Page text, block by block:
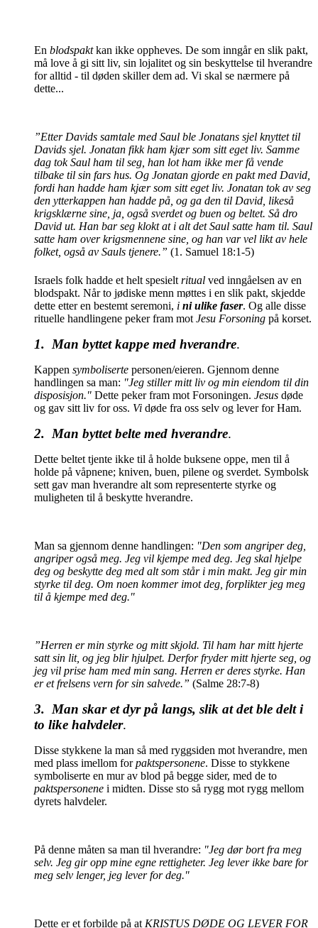
En blodspaktkan ikke oppheves. De som inngår en slik pakt,
må love å gi sitt liv, sin lojalitet og sin beskyttelse til hverandre
for alltid - til døden skiller dem ad. Vi skal se nærmere på
dette...
”Etter Davids samtale med Saul ble Jonatans sjel knyttet til
Davids sjel. Jonatan fikk ham kjær som sitt eget liv. Samme
dag tok Saul ham til seg, han lot ham ikke mer få vende
tilbake til sin fars hus. Og Jonatan gjorde en pakt med David,
fordi han hadde ham kjær som sitt eget liv. Jonatan tok av seg
den ytterkappen han hadde på, og ga den til David, likeså
krigsklærne sine, ja, også sverdet og buen og beltet. Så dro
David ut. Han bar seg klokt at i alt det Saul satte ham til. Saul
satte ham over krigsmennene sine, og han var vel likt av hele
folket, også av Sauls tjenere.” (1. Samuel 18:1-5)
Israels folk hadde et helt spesielt ritual ved inngåelsen av en
blodspakt. Når to jødiske menn møttes i en slik pakt, skjedde
dette etter en bestemt seremoni, i ni ulike faser. Og alle disse
rituelle handlingene peker fram mot Jesu Forsoning på korset.
1. Man byttet kappe med hverandre.
Kappen symboliserte personen/eieren. Gjennom denne
handlingen sa man: "Jeg stiller mitt liv og min eiendom til din
disposisjon." Dette peker fram mot Forsoningen. Jesus døde
og gav sitt liv for oss. Vi døde fra oss selv og lever for Ham.
2. Man byttet belte med hverandre.
Dette beltet tjente ikke til å holde buksene oppe, men til å
holde på våpnene; kniven, buen, pilene og sverdet. Symbolsk
sett gav man hverandre alt som representerte styrke og
muligheten til å beskytte hverandre.
Man sa gjennom denne handlingen: "Den som angriper deg,
angriper også meg. Jeg vil kjempe med deg. Jeg skal hjelpe
deg og beskytte deg med alt som står i min makt. Jeg gir min
styrke til deg. Om noen kommer imot deg, forplikter jeg meg
til å kjempe med deg."
”Herren er min styrke og mitt skjold. Til ham har mitt hjerte
satt sin lit, og jeg blir hjulpet. Derfor fryder mitt hjerte seg, og
jeg vil prise ham med min sang. Herren er deres styrke. Han
er et frelsens vern for sin salvede.” (Salme 28:7-8)
3. Man skar et dyr på langs, slik at det ble delt i
to like halvdeler.
Disse stykkene la man så med ryggsiden mot hverandre, men
med plass imellom forpaktspersonene. Disse to stykkene
symboliserte en mur av blod på begge sider, med de to
paktspersonene i midten. Disse sto så rygg mot rygg mellom
dyrets halvdeler.
På denne måten sa man til hverandre: "Jeg dør bort fra meg
selv. Jeg gir opp mine egne rettigheter. Jeg lever ikke bare for
meg selv lenger, jeg lever for deg."
Dette er et forbilde på at KRISTUS DØDE OG LEVER FOR